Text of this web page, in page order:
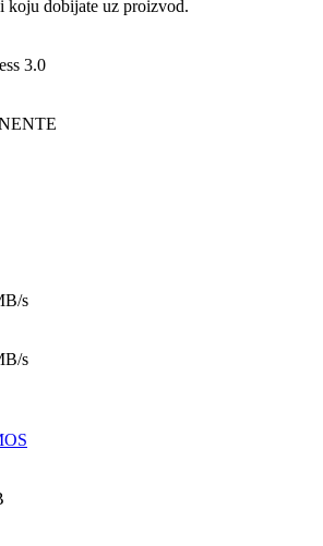
koju dobijate uz proizvod.
3.0
s
s